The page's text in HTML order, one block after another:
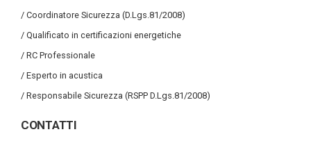
/ Coordinatore Sicurezza (D.Lgs.81/2008)
/ Qualificato in certificazioni energetiche
/ RC Professionale
/ Esperto in acustica
/ Responsabile Sicurezza (RSPP D.Lgs.81/2008)
CONTATTI